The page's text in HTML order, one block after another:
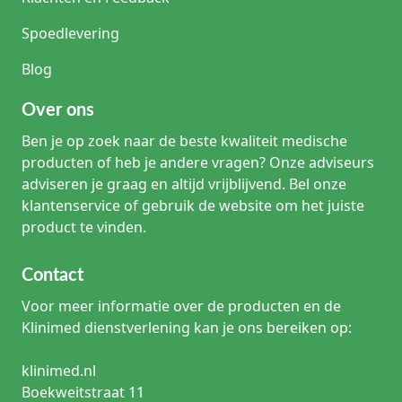
kleine maat kan de afvoer beperken, terwijl een te grote
maat onnodige irritatie kan veroorzaken.
Bekijk ook ons assortiment
Nelaton katheters
siliconen kathetersen katheterfixatie
Veelgestelde vragen over intermitterende
katheters
Wat is het verschil tussen een intermitterende katheter en een
Een verblijfskatheter blijft gedurende langere tijd in de
blaas aanwezig.
Hoe vaak wordt een intermitterende katheter gebruikt?
indicatie. Veel patiënten katheteriseren zichzelf vier tot zes
keer per dag.
Spoedlevering
Blog
Over ons
Ben je op zoek naar de beste kwaliteit medische
producten of heb je andere vragen? Onze adviseurs
adviseren je graag en altijd vrijblijvend. Bel onze
klantenservice of gebruik de website om het juiste
product te vinden.
Contact
Voor meer informatie over de producten en de
Klinimed dienstverlening kan je ons bereiken op:
klinimed.nl
Boekweitstraat 11